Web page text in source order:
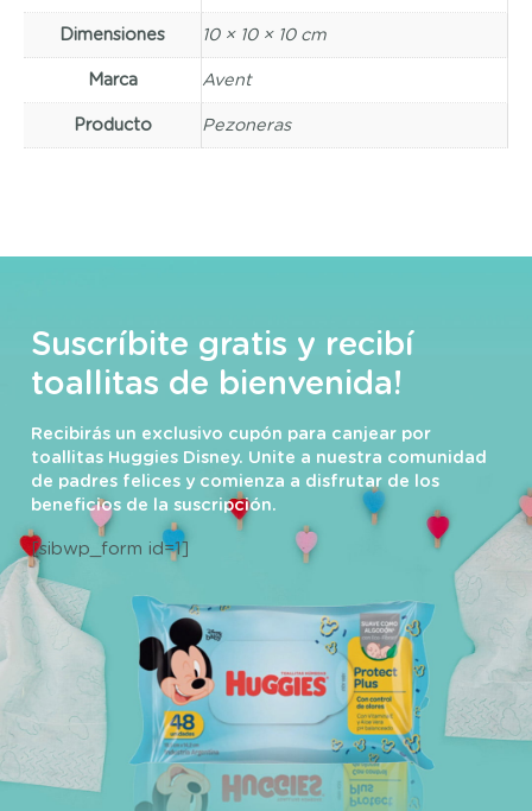
Dimensiones 10 × 10 × 10 cm
Marca Avent
Producto Pezoneras
Suscríbite gratis y recibí
toallitas de bienvenida!
Recibirás un exclusivo cupón para canjear por
toallitas Huggies Disney. Unite a nuestra comunidad
de padres felices y comienza a disfrutar de los
beneficios de la suscripción.
[sibwp_form id=1]